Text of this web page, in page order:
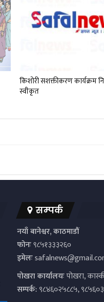
किशोरी सशक्तीकरण कार्यक्रम
स्वीकृत
सम्पर्क
नयाँ बानेश्वर, काठमाडौं
फोनः९८५१३३३२६०
इमेलः
पाेखरा कार्यालयःपोखरा,
सम्पर्क:९८४६०२५८८५,